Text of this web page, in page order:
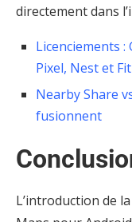
directement dans
Licenciements
Pixel, Nest et
Nearby Share
fusionnent
L’introduction de